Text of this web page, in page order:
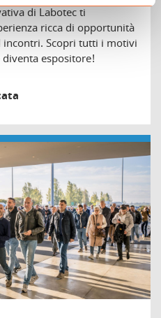
di Labotec ti
ricca di opportunità
incontri. Scopri tutti i motivi
espositore!